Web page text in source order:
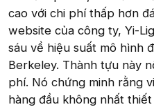
cao với chi phí thấp hơn
website của công ty, Yi-
sáu về hiệu suất mô hình
Berkeley. Thành tựu này
phí. Nó chứng minh rằng
hàng đầu không nhất